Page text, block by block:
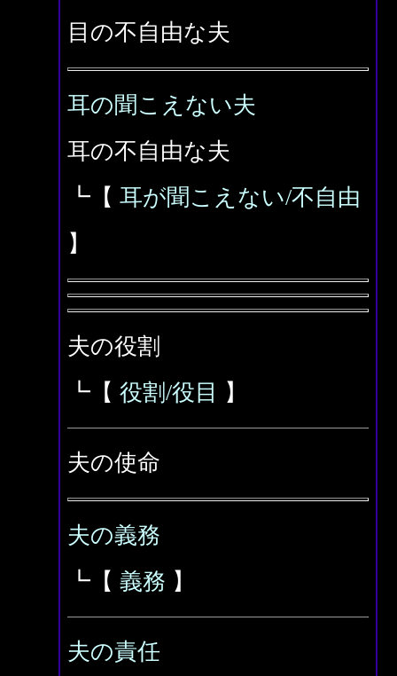
目の不自由な夫
耳の聞こえない夫
耳の不自由な夫
┗【 耳が聞こえない/不自由
】
夫の役割
┗【 役割/役目 】
夫の使命
夫の義務
┗【 義務 】
夫の責任